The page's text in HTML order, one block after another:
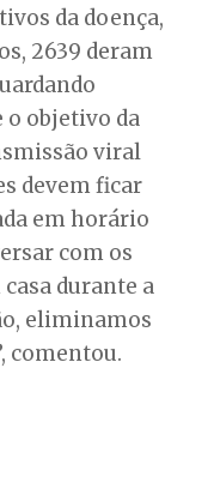
da doença,
2639 deram
o objetivo da
viral
devem ficar
em horário
com os
durante a
eliminamos
comentou.